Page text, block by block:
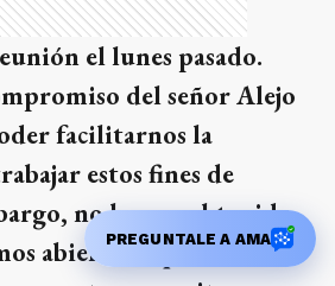
el lunes pasado.
del señor Alejo
facilitarnos la
estos fines de
no hemos obtenido
abiertas a que nos den
PREGUNTALE A AMA